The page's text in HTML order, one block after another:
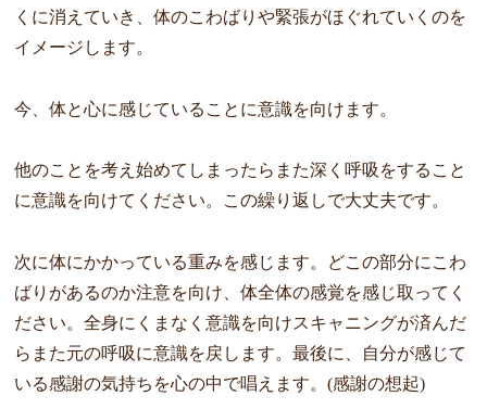
くに消えていき、体のこわばりや緊張がほぐれていくのを
イメージします。
今、体と心に感じていることに意識を向けます。
他のことを考え始めてしまったらまた深く呼吸をすること
に意識を向けてください。この繰り返しで大丈夫です。
次に体にかかっている重みを感じます。どこの部分にこわ
ばりがあるのか注意を向け、体全体の感覚を感じ取ってく
ださい。全身にくまなく意識を向けスキャニングが済んだ
らまた元の呼吸に意識を戻します。最後に、自分が感じて
いる感謝の気持ちを心の中で唱えます。(感謝の想起)